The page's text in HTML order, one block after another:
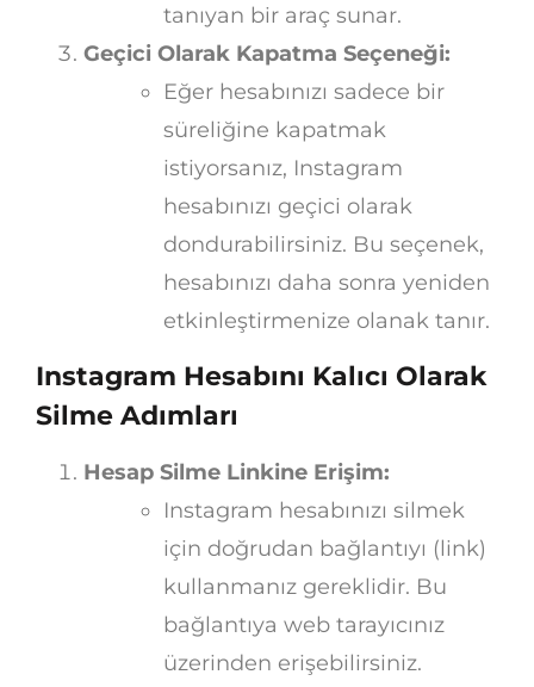
tanıyan bir araç sunar.
Geçici Olarak Kapatma Seçeneği:
Eğer hesabınızı sadece bir
süreliğine kapatmak
istiyorsanız, Instagram
hesabınızı geçici olarak
dondurabilirsiniz. Bu seçenek,
hesabınızı daha sonra yeniden
etkinleştirmenize olanak tanır.
Instagram Hesabını Kalıcı Olarak
Silme Adımları
Hesap Silme Linkine Erişim:
Instagram hesabınızı silmek
için doğrudan bağlantıyı (link)
kullanmanız gereklidir. Bu
bağlantıya web tarayıcınız
üzerinden erişebilirsiniz.